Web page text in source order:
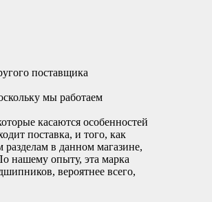
поставщика
мы работаем
касаются особенностей
поставка, и того, как
в данном магазине,
нашему опыту, эта марка
вероятнее всего,